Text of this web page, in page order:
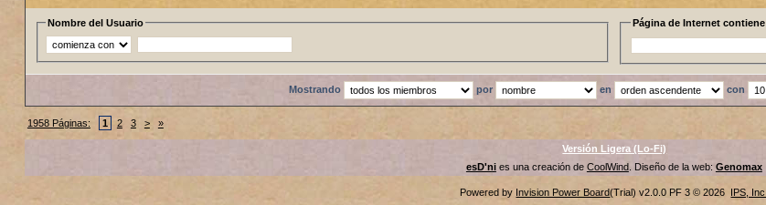
Nombre del Usuario Página de Internet contiene
Mostrando por en con
1958 Páginas: 1 2 3 > »
Versión Ligera (Lo-Fi)
esD'nies una creación de CoolWind. Diseño de la web: Genomax
Powered by Invision Power Board(Trial) v2.0.0 PF 3 © 2026 IPS, Inc.